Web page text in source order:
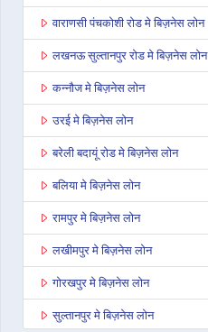
वाराणसी पंचकोशी रोड मे बिज़नेस लोन
लखनऊ सुल्तानपुर रोड मे बिज़नेस लोन
कन्नौज मे बिज़नेस लोन
उरई मे बिज़नेस लोन
बरेली बदायूं रोड मे बिज़नेस लोन
बलिया मे बिज़नेस लोन
रामपुर मे बिज़नेस लोन
लखीमपुर मे बिज़नेस लोन
गोरखपुर मे बिज़नेस लोन
सुल्तानपुर मे बिज़नेस लोन